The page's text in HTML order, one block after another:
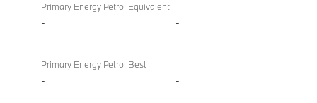
Primary Energy Petrol Equivalent
- -
Primary Energy Petrol Best
- -